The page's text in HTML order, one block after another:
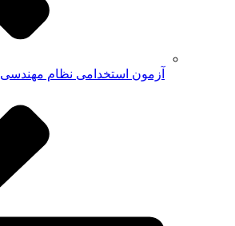
آزمون استخدامی نظام مهندسی